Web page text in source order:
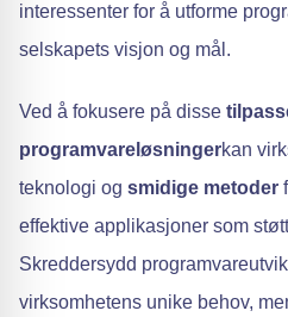
interessenter for å utforme
selskapets visjon og mål.
Ved å fokusere på disse
programvareløsningerkan
teknologi og smidige metoder
effektive applikasjoner som
Skreddersydd
virksomhetens unike behov,